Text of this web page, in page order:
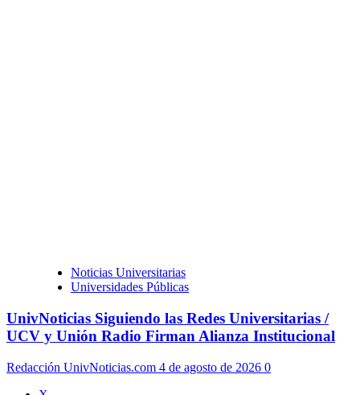
Noticias Universitarias
Universidades Públicas
UnivNoticias Siguiendo las Redes Universitarias /
UCV y Unión Radio Firman Alianza Institucional
Redacción UnivNoticias.com 4 de agosto de 2026 0